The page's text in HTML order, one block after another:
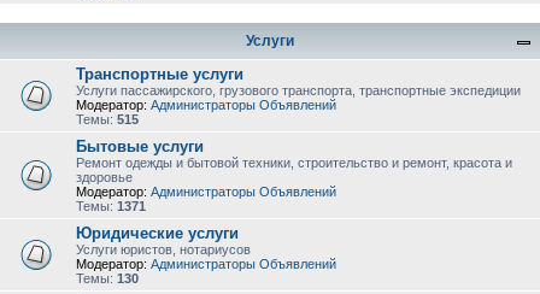
Услуги
Транспортные услуги
Услуги пассажирского, грузового транспорта, транспортные экспедиции
Модератор: Администраторы Объявлений
Темы: 515
Бытовые услуги
Ремонт одежды и бытовой техники, строительство и ремонт, красота и
здоровье
Модератор: Администраторы Объявлений
Темы: 1371
Юридические услуги
Услуги юристов, нотариусов
Модератор: Администраторы Объявлений
Темы: 130